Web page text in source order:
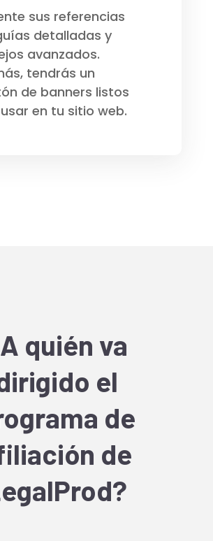
sus referencias
detalladas y
avanzados.
tendrás un
de banners listos
en tu sitio web.
quién va
el
de
de